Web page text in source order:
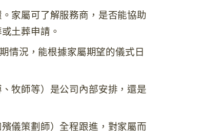
家屬可了解服務商，是否能協助
土葬申請。
情況，能根據家屬期望的儀式日
牧師等）是公司內部安排，還是
儀策劃師）全程跟進，對家屬而